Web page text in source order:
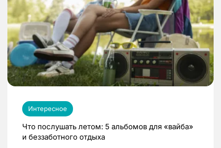
Интересное
Что послушать летом: 5 альбомов для «вайба»
и беззаботного отдыха